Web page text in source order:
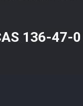
136-47-